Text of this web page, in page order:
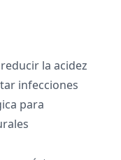
la acidez
infecciones
para